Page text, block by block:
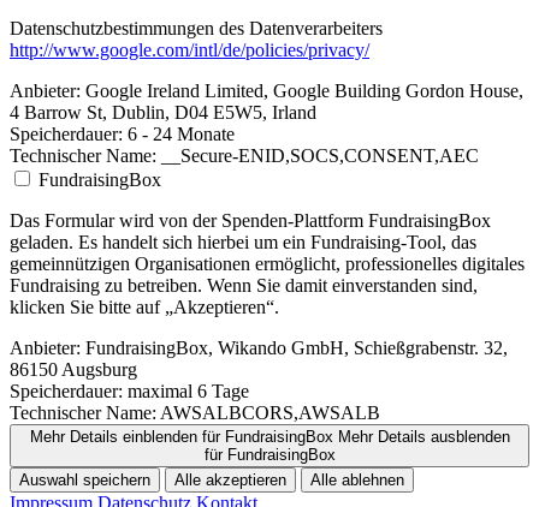
Datenschutzbestimmungen des Datenverarbeiters
http://www.google.com/intl/de/policies/privacy/
Anbieter: Google Ireland Limited, Google Building Gordon House,
4 Barrow St, Dublin, D04 E5W5, Irland
Speicherdauer: 6 - 24 Monate
Technischer Name: __Secure-ENID,SOCS,CONSENT,AEC
FundraisingBox
Das Formular wird von der Spenden-Plattform FundraisingBox
geladen. Es handelt sich hierbei um ein Fundraising-Tool, das
gemeinnützigen Organisationen ermöglicht, professionelles digitales
Fundraising zu betreiben. Wenn Sie damit einverstanden sind,
klicken Sie bitte auf „Akzeptieren“.
Anbieter: FundraisingBox, Wikando GmbH, Schießgrabenstr. 32,
86150 Augsburg
Speicherdauer: maximal 6 Tage
Technischer Name: AWSALBCORS,AWSALB
Mehr Details einblendenfür FundraisingBox Mehr Details ausblenden
für FundraisingBox
Auswahl speichern
Alle akzeptieren Alle ablehnen
Impressum Datenschutz Kontakt